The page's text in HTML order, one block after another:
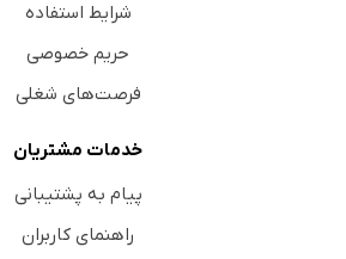
شرایط استفاده
حریم خصوصی
فرصت‌های شغلی
خدمات مشتریان
پیام به پشتیبانی
راهنمای کاربران